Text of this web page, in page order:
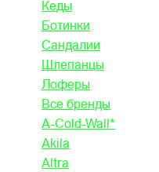
Кеды
Ботинки
Сандалии
Шлепанцы
Лоферы
Все бренды
A-Cold-Wall*
Akila
Altra